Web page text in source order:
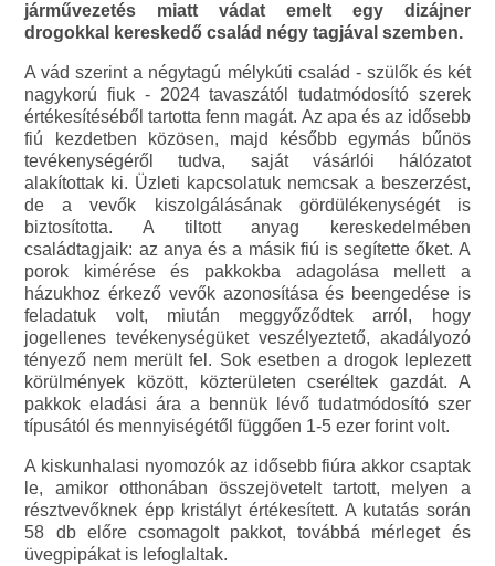
járművezetés miatt vádat emelt egy dizájner
drogokkal kereskedő család négy tagjával szemben.
A vád szerint a négytagú mélykúti család - szülők és két
nagykorú fiuk - 2024 tavaszától tudatmódosító szerek
értékesítéséből tartotta fenn magát. Az apa és az idősebb
fiú kezdetben közösen, majd később egymás bűnös
tevékenységéről tudva, saját vásárlói hálózatot
alakítottak ki. Üzleti kapcsolatuk nemcsak a beszerzést,
de a vevők kiszolgálásának gördülékenységét is
biztosította. A tiltott anyag kereskedelmében
családtagjaik: az anya és a másik fiú is segítette őket. A
porok kimérése és pakkokba adagolása mellett a
házukhoz érkező vevők azonosítása és beengedése is
feladatuk volt, miután meggyőződtek arról, hogy
jogellenes tevékenységüket veszélyeztető, akadályozó
tényező nem merült fel. Sok esetben a drogok leplezett
körülmények között, közterületen cseréltek gazdát. A
pakkok eladási ára a bennük lévő tudatmódosító szer
típusától és mennyiségétől függően 1-5 ezer forint volt.
A kiskunhalasi nyomozók az idősebb fiúra akkor csaptak
le, amikor otthonában összejövetelt tartott, melyen a
résztvevőknek épp kristályt értékesített. A kutatás során
58 db előre csomagolt pakkot, továbbá mérleget és
üvegpipákat is lefoglaltak.